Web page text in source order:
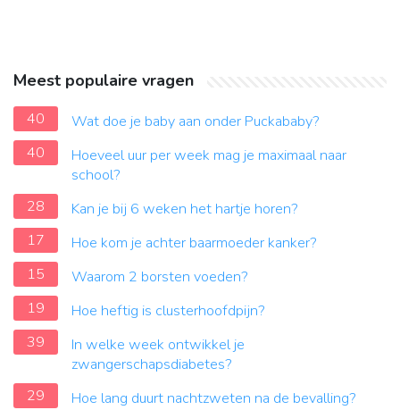
Meest populaire vragen
40
Wat doe je baby aan onder Puckababy?
40
Hoeveel uur per week mag je maximaal naar
school?
28
Kan je bij 6 weken het hartje horen?
17
Hoe kom je achter baarmoeder kanker?
15
Waarom 2 borsten voeden?
19
Hoe heftig is clusterhoofdpijn?
39
In welke week ontwikkel je
zwangerschapsdiabetes?
29
Hoe lang duurt nachtzweten na de bevalling?